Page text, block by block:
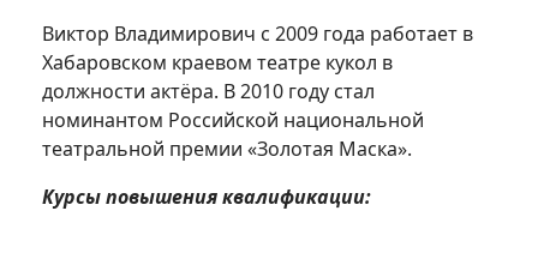
Виктор Владимирович с 2009 года работает в
Хабаровском краевом театре кукол в
должности актёра. В 2010 году стал
номинантом Российской национальной
театральной премии «Золотая Маска».
Курсы повышения квалификации: